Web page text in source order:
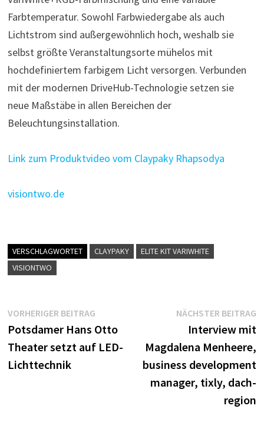
Farbtemperatur. Sowohl Farbwiedergabe als auch
Lichtstrom sind außergewöhnlich hoch, weshalb sie
selbst größte Veranstaltungsorte mühelos mit
hochdefiniertem farbigem Licht versorgen. Verbunden
mit der modernen DriveHub-Technologie setzen sie
neue Maßstäbe in allen Bereichen der
Beleuchtungsinstallation.
Link zum Produktvideo vom Claypaky Rhapsodya
visiontwo.de
VERSCHLAGWORTET CLAYPAKY
ELITE KIT VARIWHITE
VISIONTWO
Beitragsnavigation
VORHERIGER BEITRAG
Beitrag:
Potsdamer Hans Otto
Theater setzt auf LED-
Lichttechnik
NÄCHSTER BEITRAG
Interview mit
Magdalena Menheere,
business development
manager, tixly, dach-
region